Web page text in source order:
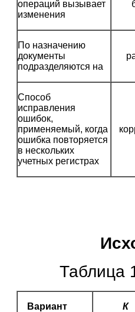
операций вызывает
изменения
По назначению
документы
подразделяются на
Способ
исправления
ошибок,
применяемый, когда
ошибка повторяется
в нескольких
учетных регистрах
Таблица
Вариант К